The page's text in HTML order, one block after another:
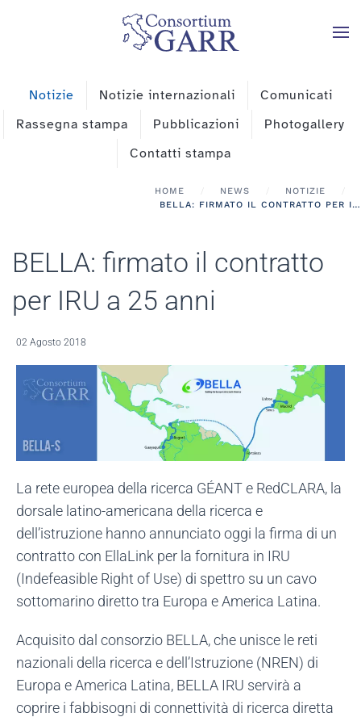
Skip to main content
Notizie Notizie internazionali
Comunicati
Rassegna stampa
Pubblicazioni
Photogallery
Contatti stampa
HOME NEWS
NOTIZIE
BELLA: FIRMATO IL CONTRATTO PER IRU A 25 ANNI
BELLA: firmato il contratto
per IRU a 25 anni
02 Agosto 2018
La rete europea della ricerca GÉANT e RedCLARA, la
dorsale latino-americana della ricerca e
dell’istruzione hanno annunciato oggi la firma di un
contratto con EllaLink per la fornitura in IRU
(Indefeasible Right of Use) di spettro su un cavo
sottomarino diretto tra Europa e America Latina.
Acquisito dal consorzio BELLA, che unisce le reti
nazionali della ricerca e dell’Istruzione (NREN) di
Europa e America Latina, BELLA IRU servirà a
coprire i fabbisogni di connettività di ricerca diretta